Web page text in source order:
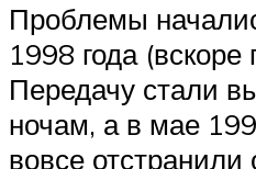
Проблемы
1998 года
Передачу стали
ночам, а в мае
вовсе отстранили